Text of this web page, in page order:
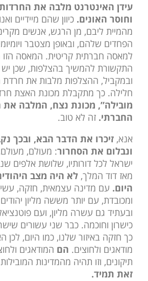
עידן האינטרנט מלבה את
וחוסר האונים. כיוון שהם מיידיים
מהמיית ליבם, מן הרגש, אנשים
הפחדים שלהם, ובאופן מצטבר
למאסה חברתית קריטית. המאסה
התקשורת להמשיך בהצלפות, שכן יש
ובמקביל, ההצלפות מלבות את חרדת
חלילה. כך מתקבלת מכונת האצת
מובילה”, מכונת נצח, המלבה את
החברתי. זה לא טוב.
אנא, זיכרו את הדבר הבא, ובכך
ונבלום את הסחרור: מעולם,
ישראל לכל דורותיו, שלושת אלפים
מאז דוד המלך, לא היה מצב
היום. עם מדינה עצמאית, חזקה,
ומכובדת, עם יותר מששה מליון
ובעתיד גם עשרה מליון, ועם
כישרון וחוכמה. כבר שני עשורים
כך חזקה באיזור שלנו, כמו היום, לכן
מודאגים ולחוצים. הם המודאגים
תיקונים, וזו תהיה מהמדינות
זאת תמיד.